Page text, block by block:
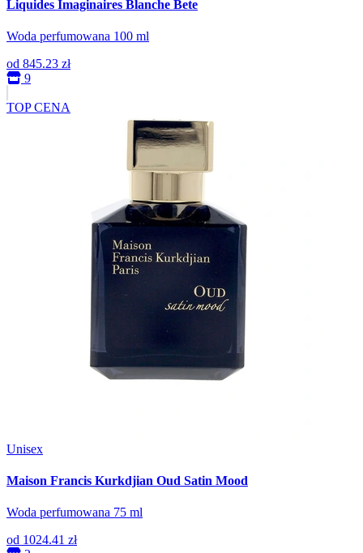
Liquides Imaginaires Blanche Bete
Woda perfumowana 100 ml
od 845.23 zł
9
TOP CENA
Unisex
Maison Francis Kurkdjian Oud Satin Mood
Woda perfumowana 75 ml
od 1024.41 zł